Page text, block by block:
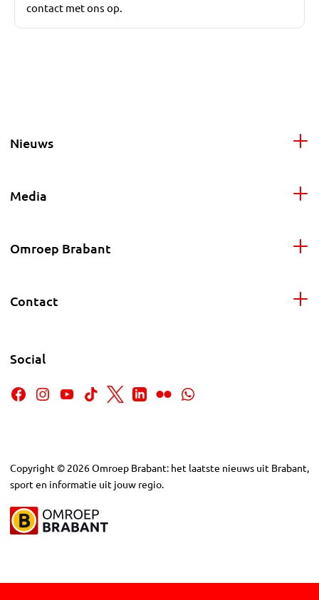
contact met ons op.
Nieuws
Media
Omroep Brabant
Contact
Social
Copyright © 2026Omroep Brabant: het laatste nieuws uit Brabant,
sport en informatie uit jouw regio.